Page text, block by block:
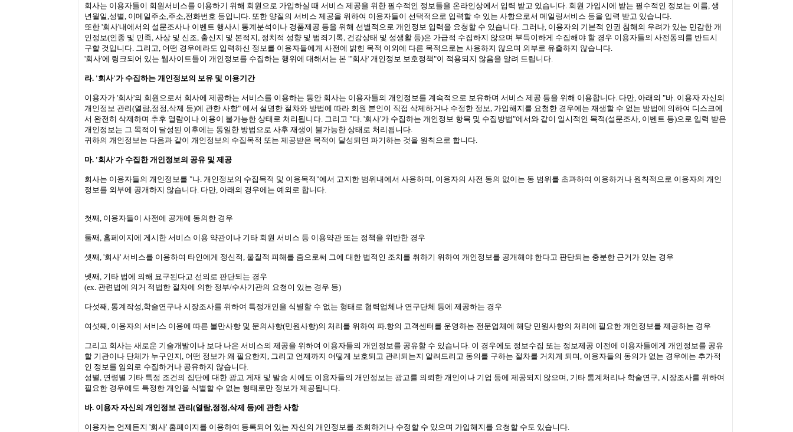
회사는 이용자들이 회원서비스를 이용하기 위해 회원으로 가입하실 때 서비스 제공을 위한 필수적인 정보들을 온라인상에서 입력 받고 있습니다. 회원 가입시에 받는 필수적인 정보는 이름, 생
년월일,성별, 이메일주소,주소,전화번호 등입니다. 또한 양질의 서비스 제공을 위하여 이용자들이 선택적으로 입력할 수 있는 사항으로서 메일링서비스 등을 입력 받고 있습니다.
또한 '회사'내에서의 설문조사나 이벤트 행사시 통계분석이나 경품제공 등을 위해 선별적으로 개인정보 입력을 요청할 수 있습니다. 그러나, 이용자의 기본적 인권 침해의 우려가 있는 민감한 개
인정보(인종 및 민족, 사상 및 신조, 출신지 및 본적지, 정치적 성향 및 범죄기록, 건강상태 및 성생활 등)은 가급적 수집하지 않으며 부득이하게 수집해야 할 경우 이용자들의 사전동의를 반드시
구할 것입니다. 그리고, 어떤 경우에라도 입력하신 정보를 이용자들에게 사전에 밝힌 목적 이외에 다른 목적으로는 사용하지 않으며 외부로 유출하지 않습니다.
'회사'에 링크되어 있는 웹사이트들이 개인정보를 수집하는 행위에 대해서는 본 "'회사' 개인정보 보호정책"이 적용되지 않음을 알려 드립니다.
라. '회사'가 수집하는 개인정보의 보유 및 이용기간
이용자가 '회사'의 회원으로서 회사에 제공하는 서비스를 이용하는 동안 회사는 이용자들의 개인정보를 계속적으로 보유하며 서비스 제공 등을 위해 이용합니다. 다만, 아래의 "바. 이용자 자신의
개인정보 관리(열람,정정,삭제 등)에 관한 사항" 에서 설명한 절차와 방법에 따라 회원 본인이 직접 삭제하거나 수정한 정보, 가입해지를 요청한 경우에는 재생할 수 없는 방법에 의하여 디스크에
서 완전히 삭제하며 추후 열람이나 이용이 불가능한 상태로 처리됩니다. 그리고 "다. '회사'가 수집하는 개인정보 항목 및 수집방법"에서와 같이 일시적인 목적(설문조사, 이벤트 등)으로 입력 받은
개인정보는 그 목적이 달성된 이후에는 동일한 방법으로 사후 재생이 불가능한 상태로 처리됩니다.
귀하의 개인정보는 다음과 같이 개인정보의 수집목적 또는 제공받은 목적이 달성되면 파기하는 것을 원칙으로 합니다.
마. '회사'가 수집한 개인정보의 공유 및 제공
회사는 이용자들의 개인정보를 "나. 개인정보의 수집목적 및 이용목적"에서 고지한 범위내에서 사용하며, 이용자의 사전 동의 없이는 동 범위를 초과하여 이용하거나 원칙적으로 이용자의 개인
정보를 외부에 공개하지 않습니다. 다만, 아래의 경우에는 예외로 합니다.
첫째, 이용자들이 사전에 공개에 동의한 경우
둘째, 홈페이지에 게시한 서비스 이용 약관이나 기타 회원 서비스 등 이용약관 또는 정책을 위반한 경우
셋째, '회사' 서비스를 이용하여 타인에게 정신적, 물질적 피해를 줌으로써 그에 대한 법적인 조치를 취하기 위하여 개인정보를 공개해야 한다고 판단되는 충분한 근거가 있는 경우
넷째, 기타 법에 의해 요구된다고 선의로 판단되는 경우
(ex. 관련법에 의거 적법한 절차에 의한 정부/수사기관의 요청이 있는 경우 등)
다섯째, 통계작성,학술연구나 시장조사를 위하여 특정개인을 식별할 수 없는 형태로 협력업체나 연구단체 등에 제공하는 경우
여섯째, 이용자의 서비스 이용에 따른 불만사항 및 문의사항(민원사항)의 처리를 위하여 파.항의 고객센터를 운영하는 전문업체에 해당 민원사항의 처리에 필요한 개인정보를 제공하는 경우
그리고 회사는 새로운 기술개발이나 보다 나은 서비스의 제공을 위하여 이용자들의 개인정보를 공유할 수 있습니다. 이 경우에도 정보수집 또는 정보제공 이전에 이용자들에게 개인정보를 공유
할 기관이나 단체가 누구인지, 어떤 정보가 왜 필요한지, 그리고 언제까지 어떻게 보호되고 관리되는지 알려드리고 동의를 구하는 절차를 거치게 되며, 이용자들의 동의가 없는 경우에는 추가적
인 정보를 임의로 수집하거나 공유하지 않습니다.
성별, 연령별 기타 특정 조건의 집단에 대한 광고 게재 및 발송 시에도 이용자들의 개인정보는 광고를 의뢰한 개인이나 기업 등에 제공되지 않으며, 기타 통계처리나 학술연구, 시장조사를 위하여
필요한 경우에도 특정한 개인을 식별할 수 없는 형태로만 정보가 제공됩니다.
바. 이용자 자신의 개인정보 관리(열람,정정,삭제 등)에 관한 사항
이용자는 언제든지 '회사' 홈페이지를 이용하여 등록되어 있는 자신의 개인정보를 조회하거나 수정할 수 있으며 가입해지를 요청할 수도 있습니다.